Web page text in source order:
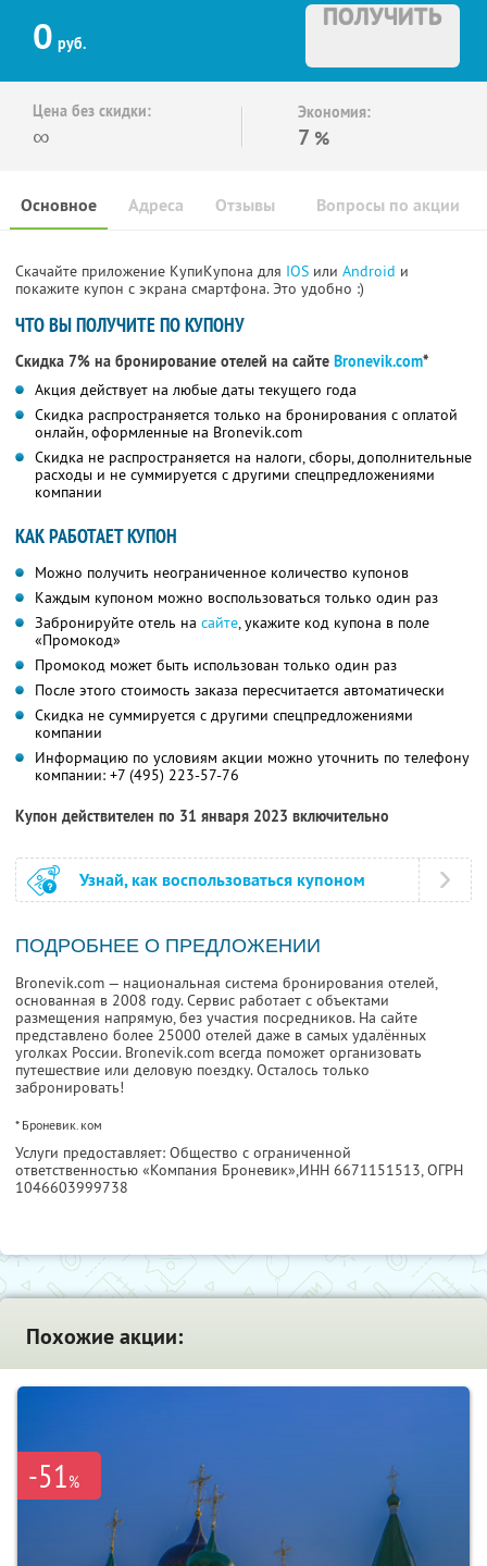
0 руб.
ПОЛУЧИТЬ
Цена без скидки:
∞
Экономия:
7 %
Основное Отзывы Вопросы по акции
Адреса
Скачайте приложение КупиКупона для IOS или Android и
покажите купон с экрана смартфона. Это удобно :)
ЧТО ВЫ ПОЛУЧИТЕ ПО КУПОНУ
Скидка 7% на бронирование отелей на сайте Bronevik.com*
Акция действует на любые даты текущего года
Скидка распространяется только на бронирования с оплатой
онлайн, оформленные на Bronevik.com
Скидка не распространяется на налоги, сборы, дополнительные
расходы и не суммируется с другими спецпредложениями
компании
КАК РАБОТАЕТ КУПОН
Можно получить неограниченное количество купонов
Каждым купоном можно воспользоваться только один раз
Забронируйте отель на сайте, укажите код купона в поле
«Промокод»
Промокод может быть использован только один раз
После этого стоимость заказа пересчитается автоматически
Скидка не суммируется с другими спецпредложениями
компании
Информацию по условиям акции можно уточнить по телефону
компании: +7 (495) 223-57-76
Купон действителен по 31 января 2023 включительно
Узнай, как воспользоваться купоном
ПОДРОБНЕЕ О ПРЕДЛОЖЕНИИ
Bronevik.com — национальная система бронирования отелей,
основанная в 2008 году. Сервис работает с объектами
размещения напрямую, без участия посредников. На сайте
представлено более 25000 отелей даже в самых удалённых
уголках России. Bronevik.com всегда поможет организовать
путешествие или деловую поездку. Осталось только
забронировать!
* Броневик.ком
Услуги предоставляет: Общество с ограниченной
ответственностью «Компания Броневик»,ИНН 6671151513, ОГРН
1046603999738
Похожие акции:
-51%